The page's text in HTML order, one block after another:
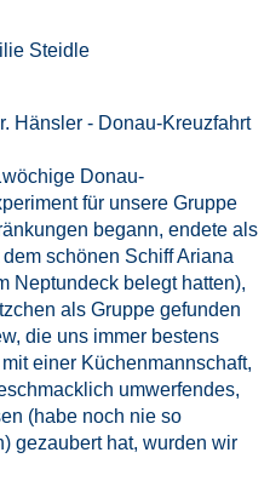
Steidle
Hänsler - Donau-Kreuzfahrt
Donau-
für unsere Gruppe
begann, endete als
schönen Schiff Ariana
Neptundeck belegt hatten),
als Gruppe gefunden
die uns immer bestens
einer Küchenmannschaft,
umwerfendes,
(habe noch nie so
gezaubert hat, wurden wir